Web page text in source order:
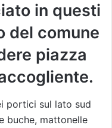
in questi
del comune
piazza
portici sul lato sud
buche, mattonelle